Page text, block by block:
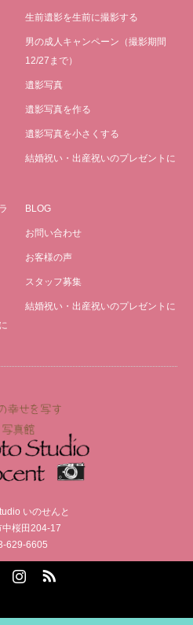
生前遺影を生前に撮影する
男の成人キャンペーン（撮影期間
12/27まで）
遺影写真
遺影写真を作る
遺影写真を小さくする
結婚祝い・出産祝いのプレゼントに
BLOG
お問い合わせ
お客様の声
スタッフ募集
結婚祝い・出産祝いのプレゼントに
いのせんと
中桜田204-17
629-6605